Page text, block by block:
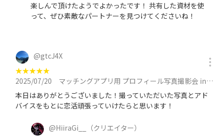
楽しんで頂けたようでよかったです！ 共有した資材を使
って、ぜひ素敵なパートナーを見つけてくださいね！
@gtcJ4X
★★★★★
2025/07/20
マッチングアプリ用 プロフィール写真撮影会 in 池袋 at 7月20日（日）16:00 ~ 17:30に参加
本日はありがとうございました！撮っていただいた写真とアド
バイスをもとに恋活頑張っていけたらと思います！
@HiiraGi__
（クリエイター）